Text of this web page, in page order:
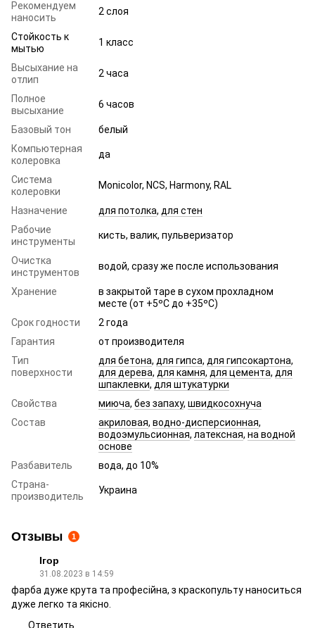
Рекомендуем
наносить
2 слоя
Стойкость к
мытью
1 класс
Высыхание на
отлип
2 часа
Полное
высыхание
6 часов
Базовый тон
белый
Компьютерная
колеровка
да
Система
колеровки
Monicolor, NCS, Harmony, RAL
Назначение для потолка, для стен
Рабочие
инструменты
кисть, валик, пульверизатор
Очистка
инструментов
водой, сразу же после использования
Хранение
в закрытой таре в сухом прохладном
месте (от +5ºC до +35ºC)
Срок годности
2 года
Гарантия
от производителя
Тип
поверхности
для бетона, для гипса, для гипсокартона,
для дерева, для камня, для цемента, для
шпаклевки, для штукатурки
Свойства
миюча, без запаху, швидкосохнуча
Состав
акриловая, водно-дисперсионная,
водоэмульсионная, латексная, на водной
основе
Разбавитель
вода, до 10%
Страна-
производитель
Украина
Отзывы 1
Ігор
31.08.2023 в 14:59
фарба дуже крута та професійна, з краскопульту наноситься
дуже легко та якісно.
Ответить